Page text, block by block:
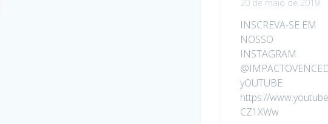
20 de maio de 2019
INSCREVA-SE EM
NOSSO
INSTAGRAM
yOUTUBE
https://
CZ1XWw